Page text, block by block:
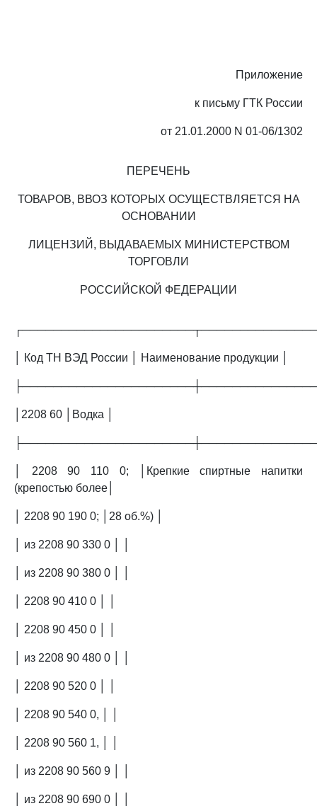
Приложение
к письму ГТК России
от 21.01.2000 N 01-06/1302
ПЕРЕЧЕНЬ
ТОВАРОВ, ВВОЗ КОТОРЫХ ОСУЩЕСТВЛЯЕТСЯ НА
ОСНОВАНИИ
ЛИЦЕНЗИЙ, ВЫДАВАЕМЫХ МИНИСТЕРСТВОМ
ТОРГОВЛИ
РОССИЙСКОЙ ФЕДЕРАЦИИ
│ Код ТН ВЭД России │ Наименование продукции │
│2208 60 │Водка │
│ 2208 90 110 0; │Крепкие спиртные напитки
(крепостью более│
│ 2208 90 190 0; │28 об.%) │
│ из 2208 90 330 0 │ │
│ из 2208 90 380 0 │ │
│ 2208 90 410 0 │ │
│ 2208 90 450 0 │ │
│ из 2208 90 480 0 │ │
│ 2208 90 520 0 │ │
│ 2208 90 540 0, │ │
│ 2208 90 560 1, │ │
│ из 2208 90 560 9 │ │
│ из 2208 90 690 0 │ │